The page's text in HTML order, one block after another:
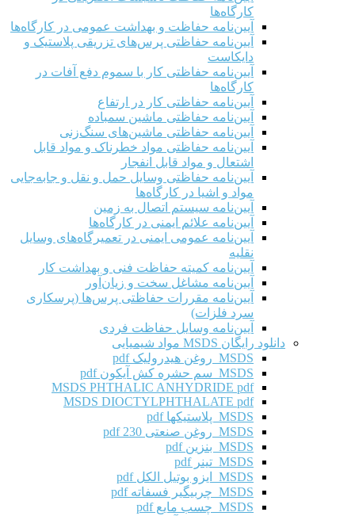
کارگاه‌ها
آیین‌نامه حفاظت و بهداشت عمومی در کارگاه‌ها
آیین‌نامه حفاظتی پرس‌های تزریقی پلاستیک و
دایکاست
آیین‌نامه حفاظتی کار با سموم دفع آفات در
کارگاه‌ها
آیین‌نامه حفاظتی کار در ارتفاع
آیین‌نامه حفاظتی ماشین سمباده
آیین‌نامه حفاظتی ماشین‌های سنگ‌زنی
آیین‌نامه حفاظتی مواد خطرناک و مواد قابل
اشتعال و مواد قابل انفجار
آیین‌نامه حفاظتی وسایل حمل و نقل و جابه‌جایی
مواد و اشیا در کارگاه‌ها
آیین‌نامه سیستم اتصال به زمین
آیین‌نامه علائم ایمنی در کارگاه‌ها
آیین‌نامه عمومی ایمنی در تعمیرگاه‌های وسایل
نقلیه
آیین‌نامه کمیته حفاظت فنی و بهداشت کار
آیین‌نامه مشاغل سخت و زیان‌آور
آیین‌نامه مقررات حفاظتی پرس‌ها (پرسکاری
سرد فلزات)
آیین‌نامه وسایل حفاظت فردی
دانلود رایگان MSDS مواد شیمیایی
MSDS روغن هیدرولیک pdf
MSDS سم حشره کش آیکون pdf
MSDS PHTHALIC ANHYDRIDE pdf
MSDS DIOCTYLPHTHALATE pdf
MSDS پلاستیکها pdf
MSDS روغن صنعتی 230 pdf
MSDS بنزین pdf
MSDS تینر pdf
MSDS ایزو بوتیل الکل pdf
MSDS چربیگیر فسفاته pdf
MSDS چسب مایع pdf